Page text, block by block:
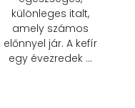
különleges italt,
amely számos
előnnyel jár. A kefír
egy évezredek …